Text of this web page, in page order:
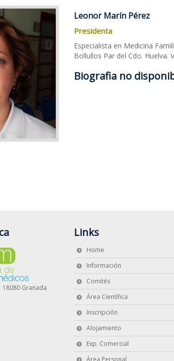
28º Congreso Andaluz de
Sede: Hotel Meliá Lebreros (Sevilla)
Cuota de Conoce
Leonor Marín Pérez
Presidenta
Especialista en Medicina
Bollullos Par del Cdo. Huelva.
Biografia no
Granada
Links
Home
Información
Comités
Área Científica
Inscripción
Alojamiento
Exp. Comercial
Área Personal